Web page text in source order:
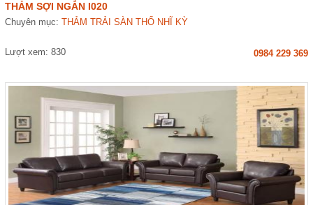
THẢM SỢI NGẮN I020
Chuyên mục:THẢM TRẢI SÀN THỔ NHĨ KỲ
Lượt xem: 830 0984 229 369